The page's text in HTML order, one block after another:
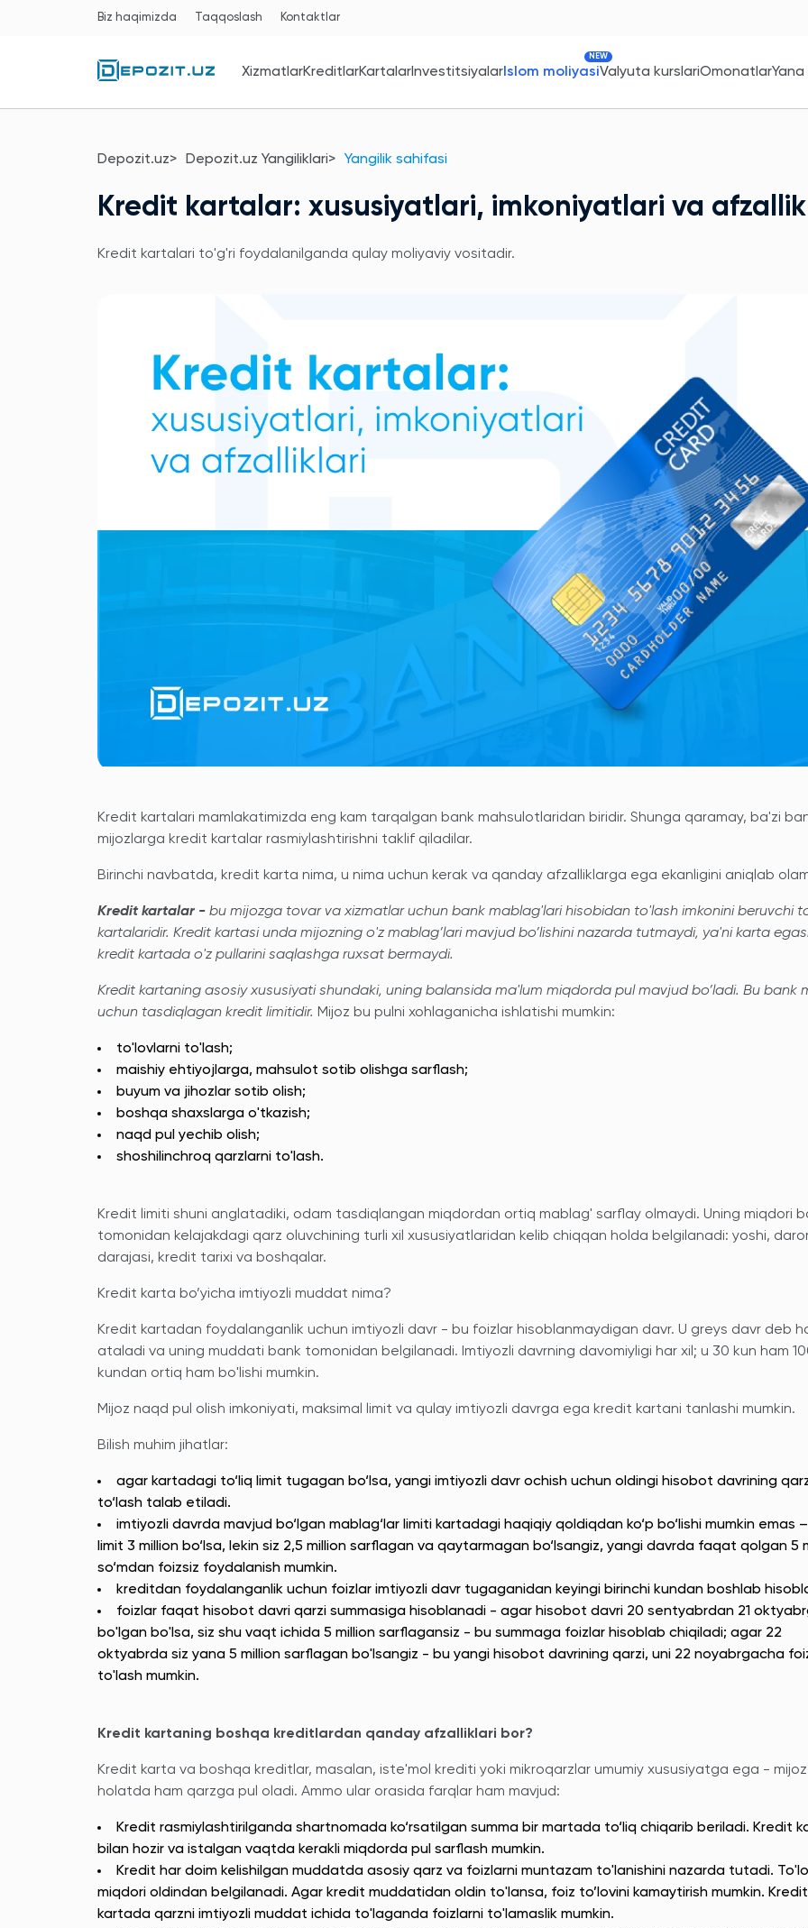
Biz haqimizda Taqqoslash Kontaktlar
XizmatlarKreditlarKartalarInvestitsiyalarIslom moliyasi
NEW
Valyuta kurslariOmonatlarYana
Depozit.uz Depozit.uz Yangiliklari Yangilik sahifasi
Kredit kartalar: xususiyatlari, imkoniyatlari va
Kredit kartalari to'g'ri foydalanilganda qulay moliyaviy vositadir.
Kredit kartalari mamlakatimizda eng kam tarqalgan bank mahsulotlaridan biridir. Shunga qaramay, ba'zi
mijozlarga kredit kartalar rasmiylashtirishni taklif qiladilar.
Birinchi navbatda, kredit karta nima, u nima uchun kerak va qanday afzalliklarga ega ekanligini aniqlab
Kredit kartalar - bu mijozga tovar va xizmatlar uchun bank mablag'lari hisobidan to'lash imkonini beruvchi
kartalaridir. Kredit kartasi unda mijozning o'z mablag’lari mavjud bo’lishini nazarda tutmaydi, ya'ni karta
kredit kartada o'z pullarini saqlashga ruxsat bermaydi.
Kredit kartaning asosiy xususiyati shundaki, uning balansida ma'lum miqdorda pul mavjud bo’ladi. Bu bank
uchun tasdiqlagan kredit limitidir. Mijoz bu pulni xohlaganicha ishlatishi mumkin:
to'lovlarni to'lash;
maishiy ehtiyojlarga, mahsulot sotib olishga sarflash;
buyum va jihozlar sotib olish;
boshqa shaxslarga o'tkazish;
naqd pul yechib olish;
shoshilinchroq qarzlarni to'lash.
Kredit limiti shuni anglatadiki, odam tasdiqlangan miqdordan ortiq mablag' sarflay olmaydi. Uning miqdori
tomonidan kelajakdagi qarz oluvchining turli xil xususiyatlaridan kelib chiqqan holda belgilanadi: yoshi,
darajasi, kredit tarixi va boshqalar.
Kredit karta bo’yicha imtiyozli muddat nima?
Kredit kartadan foydalanganlik uchun imtiyozli davr - bu foizlar hisoblanmaydigan davr. U greys davr deb
ataladi va uning muddati bank tomonidan belgilanadi. Imtiyozli davrning davomiyligi har xil; u 30 kun ham
kundan ortiq ham bo'lishi mumkin.
Mijoz naqd pul olish imkoniyati, maksimal limit va qulay imtiyozli davrga ega kredit kartani tanlashi mumkin.
Bilish muhim jihatlar:
agar kartadagi to‘liq limit tugagan bo‘lsa, yangi imtiyozli davr ochish uchun oldingi hisobot davrining
to‘lash talab etiladi.
imtiyozli davrda mavjud bo‘lgan mablag‘lar limiti kartadagi haqiqiy qoldiqdan ko‘p bo‘lishi mumkin emas
limit 3 million bo‘lsa, lekin siz 2,5 million sarflagan va qaytarmagan bo‘lsangiz, yangi davrda faqat qolgan 5
so‘mdan foizsiz foydalanish mumkin.
kreditdan foydalanganlik uchun foizlar imtiyozli davr tugaganidan keyingi birinchi kundan boshlab
foizlar faqat hisobot davri qarzi summasiga hisoblanadi - agar hisobot davri 20 sentyabrdan 21
bo'lgan bo'lsa, siz shu vaqt ichida 5 million sarflagansiz - bu summaga foizlar hisoblab chiqiladi; agar 22
oktyabrda siz yana 5 million sarflagan bo'lsangiz - bu yangi hisobot davrining qarzi, uni 22 noyabrgacha
to'lash mumkin.
Kredit kartaning boshqa kreditlardan qanday afzalliklari bor?
Kredit karta va boshqa kreditlar, masalan, iste'mol krediti yoki mikroqarzlar umumiy xususiyatga ega -
holatda ham qarzga pul oladi. Ammo ular orasida farqlar ham mavjud:
Kredit rasmiylashtirilganda shartnomada ko‘rsatilgan summa bir martada to‘liq chiqarib beriladi. Kredit
bilan hozir va istalgan vaqtda kerakli miqdorda pul sarflash mumkin.
Kredit har doim kelishilgan muddatda asosiy qarz va foizlarni muntazam to'lanishini nazarda tutadi.
miqdori oldindan belgilanadi. Agar kredit muddatidan oldin to'lansa, foiz to’lovini kamaytirish mumkin. Kredit
kartada qarzni imtiyozli muddat ichida to'laganda foizlarni to'lamaslik mumkin.